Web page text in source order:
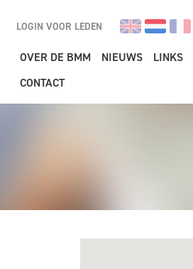
LOGIN VOOR LEDEN
Main navigation
OVER DE BMM NIEUWS LINKS
CONTACT